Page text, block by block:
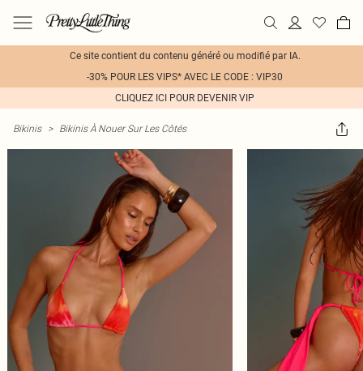
Ce site contient du contenu généré ou modifié par IA.
-30% POUR LES VIPS* AVEC LE CODE : VIP30
CLIQUEZ ICI POUR DEVENIR VIP
Bikinis > Bikinis À Nouer Sur Les Côtés